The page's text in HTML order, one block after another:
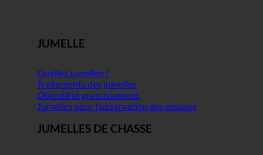
JUMELLE
Quelles jumelles ?
Traitements des jumelles
Objectif et grossissement
Jumelles pour l'observation des oiseaux
JUMELLES DE CHASSE